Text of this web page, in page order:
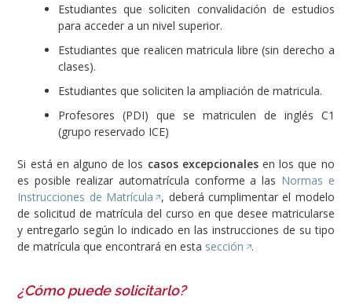
Estudiantes que soliciten convalidación de estudios
para acceder a un nivel superior.
Estudiantes que realicen matricula libre (sin derecho a
clases).
Estudiantes que soliciten la ampliación de matricula.
Profesores (PDI) que se matriculen de inglés C1
(grupo reservado ICE)
Si está en alguno de los casos excepcionalesen los que no
es posible realizar automatrícula conforme a las Normas e
Instrucciones de Matrícula
, deberá cumplimentar el modelo
de solicitud de matrícula del curso en que desee matricularse
y entregarlo según lo indicado en las instrucciones de su tipo
de matrícula que encontrará en esta sección .
¿Cómo puede solicitarlo?